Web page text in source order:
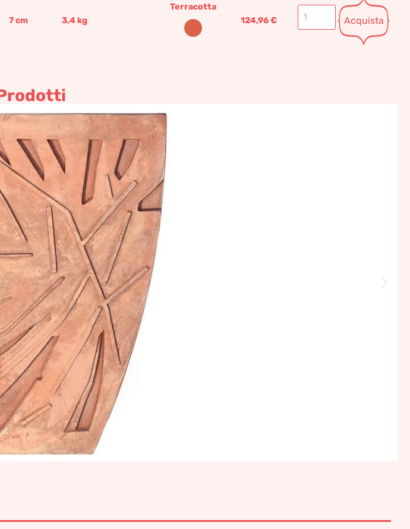
7cm 3,4kg
Terracotta
124,96€ Acquista
decorativo in terracotta per pareti
€